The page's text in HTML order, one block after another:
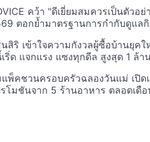
คว้า "ดีเยี่ยมสมควรเป็นตัวอย่
ตอกย้ำมาตรฐานการกำกับดูแล
สิริ เข้าใจความกังวลผู้ซื้อบ้านยุค
ริ่ด แจกแรง แซงทุกดีล สูงสุด 1 ล้า
พ็คชวนครอบครัวฉลองวันแม่ เปิด
โมชันจาก 5 ร้านอาหาร ตลอดเดื